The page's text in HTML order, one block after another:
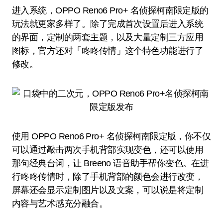
进入系统，OPPO Reno6 Pro+ 名侦探柯南限定版的
玩法就更家多样了。除了完成首次设置后进入系统
的界面，定制的两套主题，以及大量定制三方应用
图标，官方还对「咚咚传情」这个特色功能进行了
修改。
使用 OPPO Reno6 Pro+ 名侦探柯南限定版，你不仅
可以通过敲击两次手机背部实现变色，还可以使用
那句经典台词，让 Breeno 语音助手帮你变色。在进
行咚咚传情时，除了手机背部的颜色会进行改变，
屏幕还会显示定制图片以及文案，可以说是将定制
内容与艺术感充分融合。